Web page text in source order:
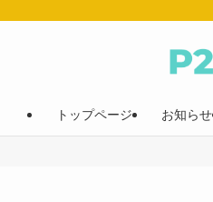
トップページ お知らせ